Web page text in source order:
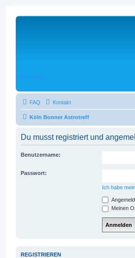
Zum Inhalt
FAQ Kontakt
Köln Bonner Astrotreff
Du musst registriert und
Benutzername:
Passwort:
Ich habe
Meinen
REGISTRIEREN